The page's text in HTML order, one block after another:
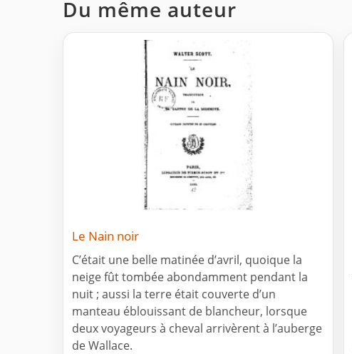
Du même auteur
Le Nain noir
C’était une belle matinée d’avril, quoique la
neige fût tombée abondamment pendant la
nuit ; aussi la terre était couverte d’un
manteau éblouissant de blancheur, lorsque
deux voyageurs à cheval arrivèrent à l’auberge
de Wallace.